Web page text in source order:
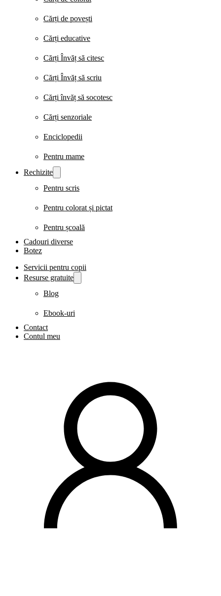
Cărți de povești
Cărți educative
Cărți Învăț să citesc
Cărți Învăț să scriu
Cărți învăț să socotesc
Cărți senzoriale
Enciclopedii
Pentru mame
Rechizite
Pentru scris
Pentru colorat și pictat
Pentru școală
Cadouri diverse
Botez
Servicii pentru copii
Resurse gratuite
Blog
Ebook-uri
Contact
Contul meu